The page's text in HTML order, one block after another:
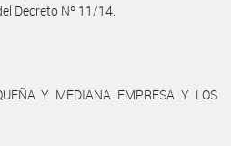
Decreto Nº 11/14.
Y MEDIANA EMPRESA Y LOS